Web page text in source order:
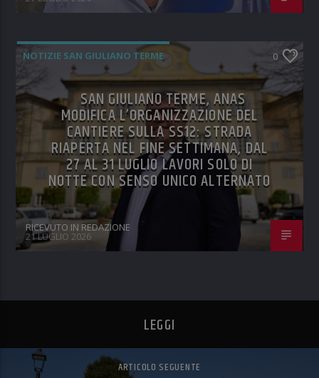
NOTIZIE SAN GIULIANO TERME 0
SAN GIULIANO TERME, ANAS
MODIFICA L’ORGANIZZAZIONE DEL
CANTIERE SULLA SS12: STRADA
RIAPERTA NEL FINE SETTIMANA, DAL
27 AL 31 LUGLIO LAVORI SOLO DI
NOTTE CON SENSO UNICO ALTERNATO
RICEVUTO IN REDAZIONE
21 LUGLIO 2026
LEGGI
ARTICOLO SEGUENTE